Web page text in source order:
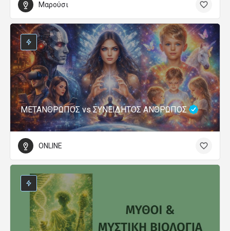
Μαρούσι
ΜΕΤΑΝΘΡΩΠΟΣ vs ΣΥΝΕΙΔΗΤΟΣ ΑΝΘΡΩΠΟΣ
ONLINE